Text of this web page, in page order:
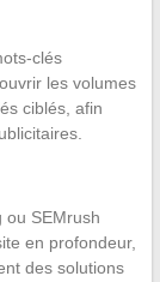
clés
les volumes
ciblés, afin
ou SEMrush
en profondeur,
des solutions